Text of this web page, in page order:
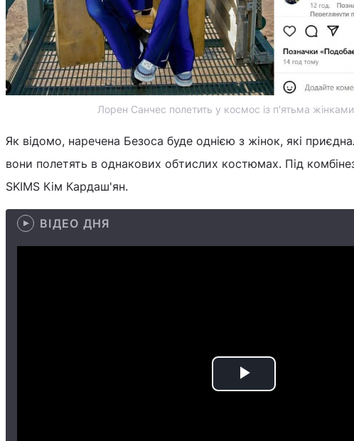
Лорен Санчес полетить у космос із п'ятьма
Як відомо, наречена Безоса буде однією з жінок, які
вони полетять в однакових обтислих костюмах. Під
SKIMS Кім Кардаш'ян.
ВІДЕО ДНЯ
Play